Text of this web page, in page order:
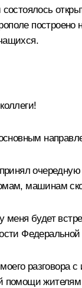
машинам
меня будет
разговора
жителям